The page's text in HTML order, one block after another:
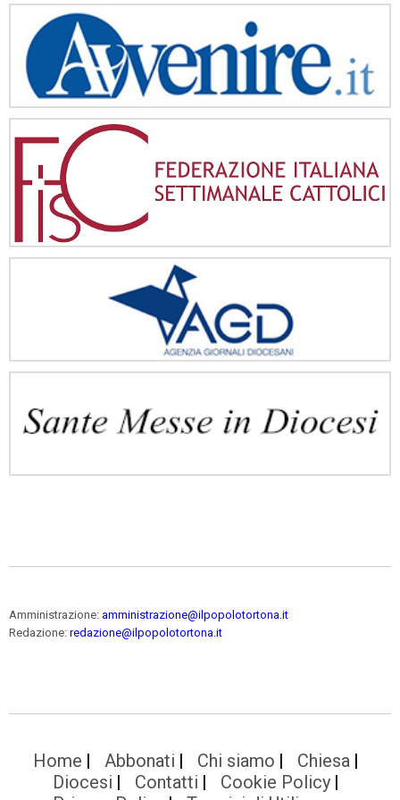
Amministrazione: amministrazione@ilpopolotortona.it
Redazione: redazione@ilpopolotortona.it
Home Abbonati Chi siamo
Chiesa
Diocesi
Contatti
Cookie Policy